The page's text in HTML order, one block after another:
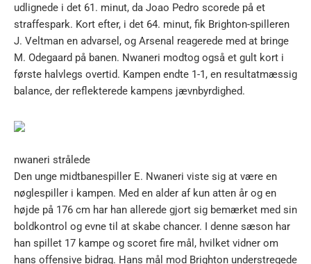
udlignede i det 61. minut, da Joao Pedro scorede på et
straffespark. Kort efter, i det 64. minut, fik Brighton-spilleren
J. Veltman en advarsel, og Arsenal reagerede med at bringe
M. Odegaard på banen. Nwaneri modtog også et gult kort i
første halvlegs overtid. Kampen endte 1-1, en resultatmæssig
balance, der reflekterede kampens jævnbyrdighed.
nwaneri strålede
Den unge midtbanespiller E. Nwaneri viste sig at være en
nøglespiller i kampen. Med en alder af kun atten år og en
højde på 176 cm har han allerede gjort sig bemærket med sin
boldkontrol og evne til at skabe chancer. I denne sæson har
han spillet 17 kampe og scoret fire mål, hvilket vidner om
hans offensive bidrag. Hans mål mod Brighton understregede